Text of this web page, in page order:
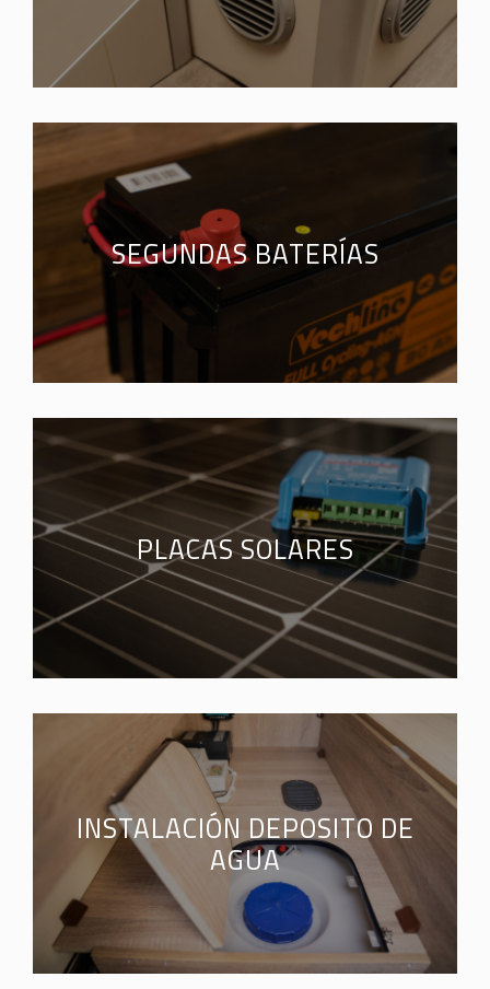
SEGUNDAS BATERÍAS
PLACAS SOLARES
INSTALACIÓN DEPOSITO DE
AGUA